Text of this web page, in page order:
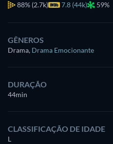
88% (2.7k) 7.8 (44k) 59%
GÊNEROS
Drama, Drama Emocionante
DURAÇÃO
44min
CLASSIFICAÇÃO DE IDADE
L